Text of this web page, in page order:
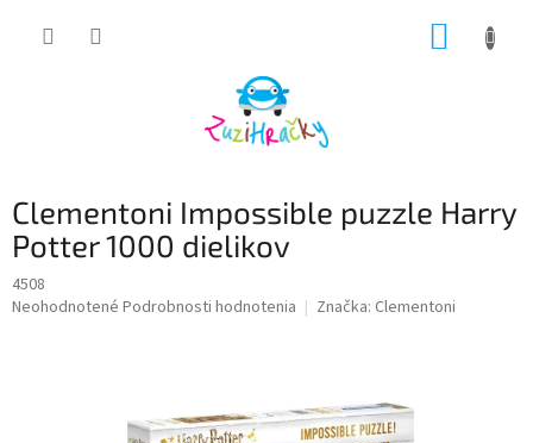
Clementoni Impossible puzzle Harry
Potter 1000 dielikov
4508
Priemerné
Neohodnotené Podrobnosti hodnotenia Značka: Clementoni